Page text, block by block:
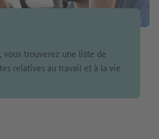
vous trouverez une liste de
relatives au travail et à la vie